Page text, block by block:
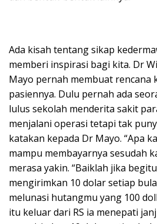
Ada kisah tentang sikap
memberi inspirasi bagi kita. Dr
Mayo pernah membuat rencana
pasiennya. Dulu pernah ada
lulus sekolah menderita sakit
menjalani operasi tetapi tak
katakan kepada Dr Mayo. “Apa
mampu membayarnya sesudah
merasa yakin. “Baiklah jika
mengirimkan 10 dolar setiap
melunasi hutangmu yang 100
itu keluar dari RS ia menepati